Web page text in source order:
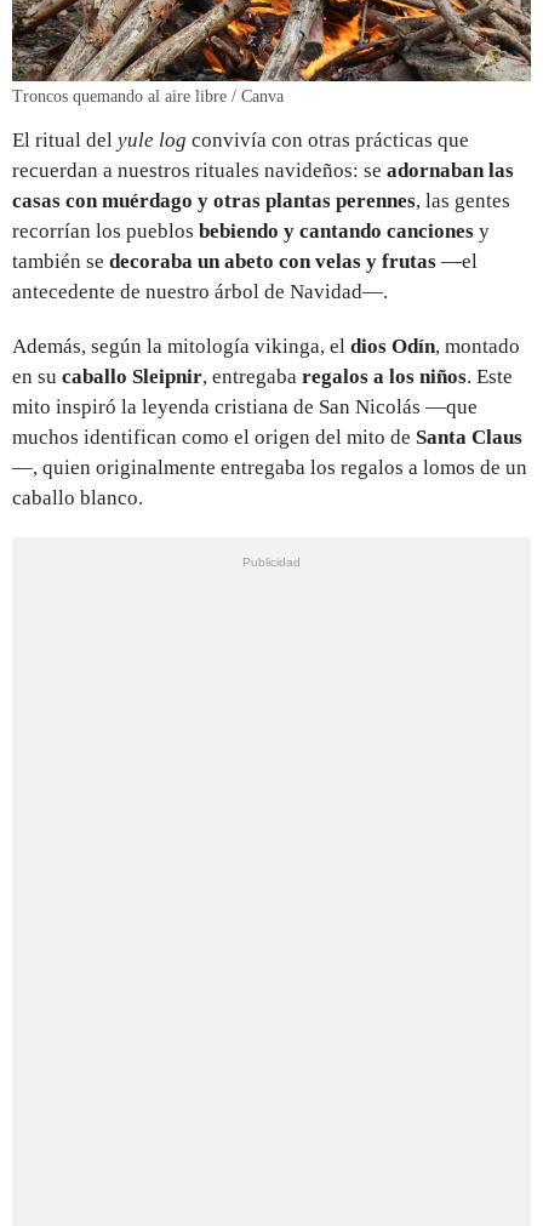
Troncos quemando al aire libre / Canva
El ritual del yule log convivía con otras prácticas que
recuerdan a nuestros rituales navideños: se adornaban las
casas con muérdago y otras plantas perennes, las gentes
recorrían los pueblos bebiendo y cantando canciones y
también se decoraba un abeto con velas y frutas —el
antecedente de nuestro árbol de Navidad—.
Además, según la mitología vikinga, el dios Odín, montado
en su caballo Sleipnir, entregaba regalos a los niños. Este
mito inspiró la leyenda cristiana de San Nicolás —que
muchos identifican como el origen del mito de Santa Claus
—, quien originalmente entregaba los regalos a lomos de un
caballo blanco.